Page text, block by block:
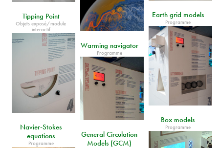
Earth grid models
Programme
Tipping Point
Objets exposé/module
interactif
Warming navigator
Programme
Box models
Programme
Navier-Stokes
equations
Programme
General Circulation
Models (GCM)